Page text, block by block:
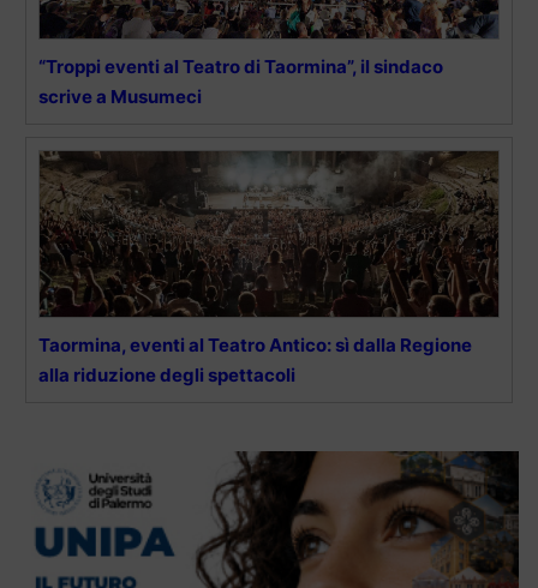
“Troppi eventi al Teatro di Taormina”, il sindaco
scrive a Musumeci
Taormina, eventi al Teatro Antico: sì dalla Regione
alla riduzione degli spettacoli